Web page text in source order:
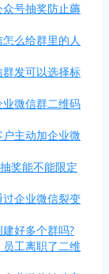
号抽奖防止薅
么给群里的人
发可以选择标
微信群二维码
主动加企业微
奖能不能限定
企业微信裂变
好多个群吗?
工离职了二维